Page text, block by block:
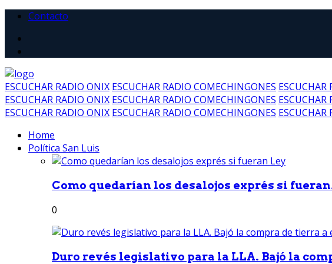
Contacto
ESCUCHAR RADIO ONIX ESCUCHAR RADIO COMECHINGONES
ESCUCHAR RADIO ONIX ESCUCHAR RADIO COMECHINGONES
ESCUCHAR RADIO ONIX ESCUCHAR RADIO COMECHINGONES
Home
Política San Luis
Como quedarían los desalojos exprés si
0
Duro revés legislativo para la LLA. Bajó la